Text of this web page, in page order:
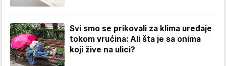
Svi smo se prikovali za klima uređaje
tokom vrućina: Ali šta je sa onima
koji žive na ulici?